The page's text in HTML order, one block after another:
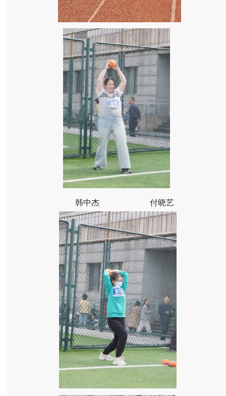
韩中杰 付晓艺